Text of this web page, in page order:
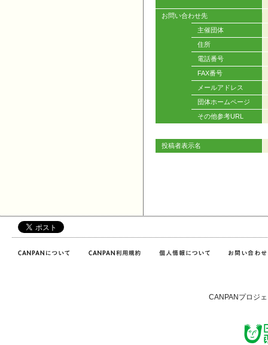
お問い合わせ先
主催団体
住所
電話番号
FAX番号
メールアドレス
団体ホームページ
その他参考URL
投稿者表示名
CANPANプロジ